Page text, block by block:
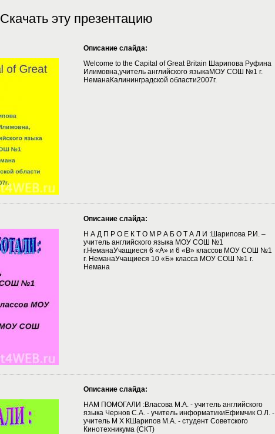
Скачать эту презентацию
Описание слайда:
Welcome to the Capital of Great Britain Шарипова Руфина
Илимовна,учитель английского языкаМОУ СОШ №1 г.
НеманаКалининградской области2007г.
Описание слайда:
Н А Д П Р О Е К Т О М Р А Б О Т А Л И :Шарипова Р.И. –
учитель английского языка МОУ СОШ №1
г.НеманаУчащиеся 6 «А» и 6 «В» классов МОУ СОШ №1
г. НеманаУчащиеся 10 «Б» класса МОУ СОШ №1 г.
Немана
Описание слайда:
НАМ ПОМОГАЛИ :Власова М.А. - учитель английского
языка Чернов С.А. - учитель информатикиЕфимчик О.Л. -
учитель М Х КШарипов М.А. - студент Советского
Кинотехникума (СКТ)